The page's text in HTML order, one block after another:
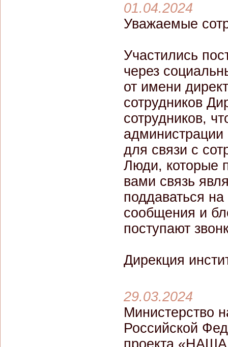
01.04.2024
Уважаемые
Участились
через
от имени
сотрудников
сотрудников,
для связи с
Люди, которые
вами связь
поддаваться
сообщения и
поступают
Дирекция
29.03.2024
Министерство
Российской
проекта «НАША